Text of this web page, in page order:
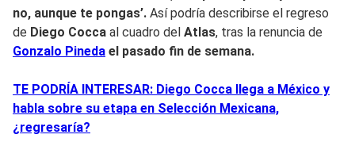
no, aunque te pongas’. Así podría describirse el regreso
de Diego Cocca al cuadro del Atlas, tras la renuncia de
Gonzalo Pineda el pasado fin de semana.
TE PODRÍA INTERESAR: Diego Cocca llega a México y
habla sobre su etapa en Selección Mexicana,
¿regresaría?